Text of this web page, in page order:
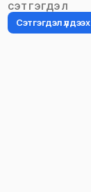
СЭТГЭГДЭЛ
Сэтгэгдэл үлдээх